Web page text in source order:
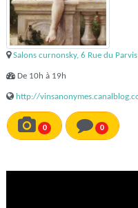
Salons curnonsky, 6 Rue du
De 10h à 19h
http://
0 0